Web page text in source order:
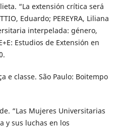
“La extensión crítica será
Eduardo; PEREYRA, Liliana
interpelada: género,
Estudios de Extensión en
e classe. São Paulo: Boitempo
“Las Mujeres Universitarias
y sus luchas en los